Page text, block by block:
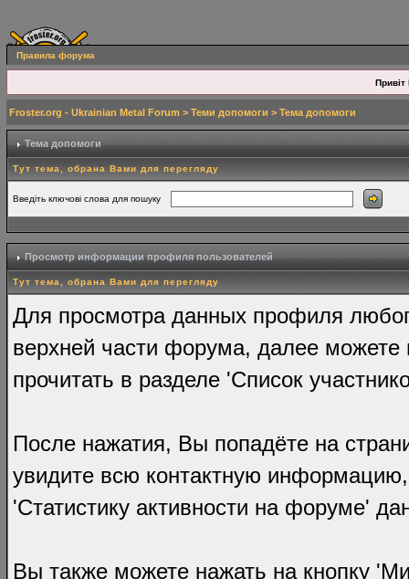
Правила форума
Привіт
Froster.org - Ukrainian Metal Forum > Теми допомоги > Тема допомоги
Тема допомоги
Тут тема, обрана Вами для перегляду
Введіть ключові слова для пошуку
Просмотр информации профиля пользователей
Тут тема, обрана Вами для перегляду
Для просмотра данных профиля
верхней части форума, далее можете
прочитать в разделе 'Список
После нажатия, Вы попадёте на
увидите всю контактную
'Статистику активности на форуме'
Вы также можете нажать на кнопку